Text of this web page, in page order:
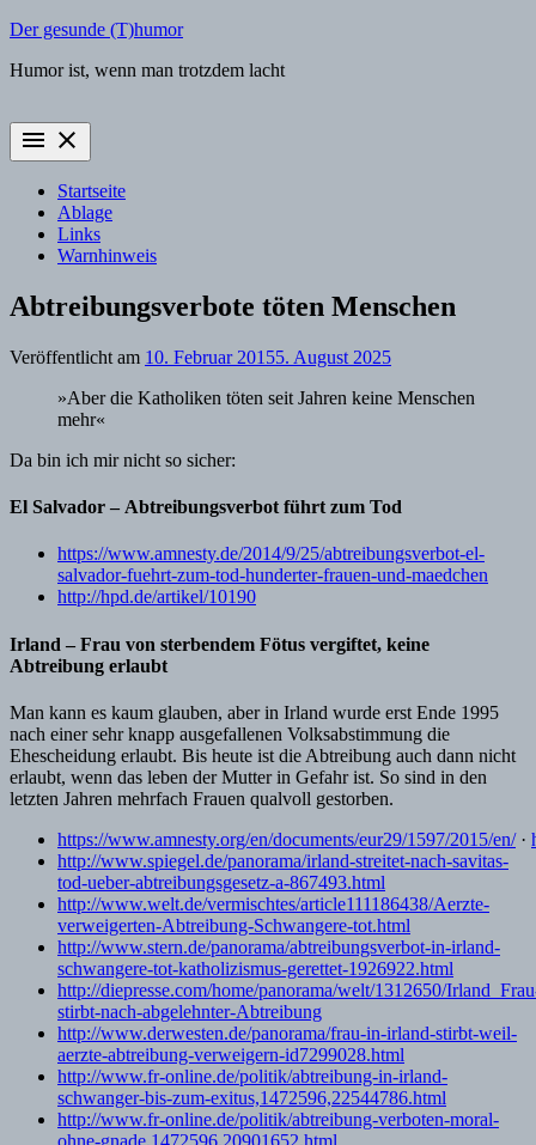
Zum
springen
Der gesunde (T)humor
Humor ist, wenn man trotzdem lacht
menu close
Startseite
Ablage
Links
Warnhinweis
Abtreibungsverbote töten Menschen
Veröffentlicht am 10. Februar 20155. August 2025
»Aber die Katholiken töten seit Jahren keine Menschen
mehr«
Da bin ich mir nicht so sicher:
El Salvador – Abtreibungsverbot führt zum Tod
https://www.amnesty.de/2014/9/25/abtreibungsverbot-el-
salvador-fuehrt-zum-tod-hunderter-frauen-und-maedchen
http://hpd.de/artikel/10190
Irland – Frau von sterbendem Fötus vergiftet, keine
Abtreibung erlaubt
Man kann es kaum glauben, aber in Irland wurde erst Ende 1995
nach einer sehr knapp ausgefallenen Volksabstimmung die
Ehescheidung erlaubt. Bis heute ist die Abtreibung auch dann nicht
erlaubt, wenn das leben der Mutter in Gefahr ist. So sind in den
letzten Jahren mehrfach Frauen qualvoll gestorben.
https://www.amnesty.org/en/documents/eur29/1597/2015/en/·
http://www.spiegel.de/panorama/irland-streitet-nach-savitas-
tod-ueber-abtreibungsgesetz-a-867493.html
http://www.welt.de/vermischtes/article111186438/Aerzte-
verweigerten-Abtreibung-Schwangere-tot.html
http://www.stern.de/panorama/abtreibungsverbot-in-irland-
schwangere-tot-katholizismus-gerettet-1926922.html
http://diepresse.com/home/panorama/welt/1312650/
stirbt-nach-abgelehnter-Abtreibung
http://www.derwesten.de/panorama/frau-in-irland-stirbt-weil-
aerzte-abtreibung-verweigern-id7299028.html
http://www.fr-online.de/politik/abtreibung-in-irland-
schwanger-bis-zum-exitus,1472596,22544786.html
http://www.fr-online.de/politik/abtreibung-verboten-moral-
ohne-gnade,1472596,20901652.html